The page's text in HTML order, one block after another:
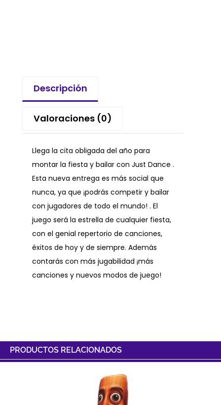
Descripción
Valoraciones (0)
Llega la cita obligada del año para
montar la fiesta y bailar con Just Dance .
Esta nueva entrega es más social que
nunca, ya que ¡podrás competir y bailar
con jugadores de todo el mundo! . El
juego será la estrella de cualquier fiesta,
con el genial repertorio de canciones,
éxitos de hoy y de siempre. Además
contarás con más jugabilidad ¡más
canciones y nuevos modos de juego!
PRODUCTOS RELACIONADOS